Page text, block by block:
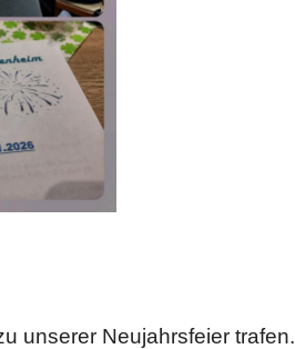
unserer Neujahrsfeier trafen.